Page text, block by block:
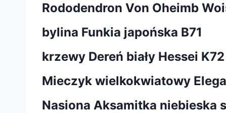
Rododendron Von Oheimb
bylina Funkia japońska B71
krzewy Dereń biały Hessei K72
Mieczyk wielkokwiatowy
Nasiona Aksamitka niebieska